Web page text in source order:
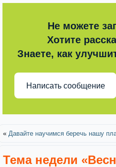
Не можете
Хотите
Знаете, как
Написать сообщение
« Давайте научимся беречь нашу
Тема недели